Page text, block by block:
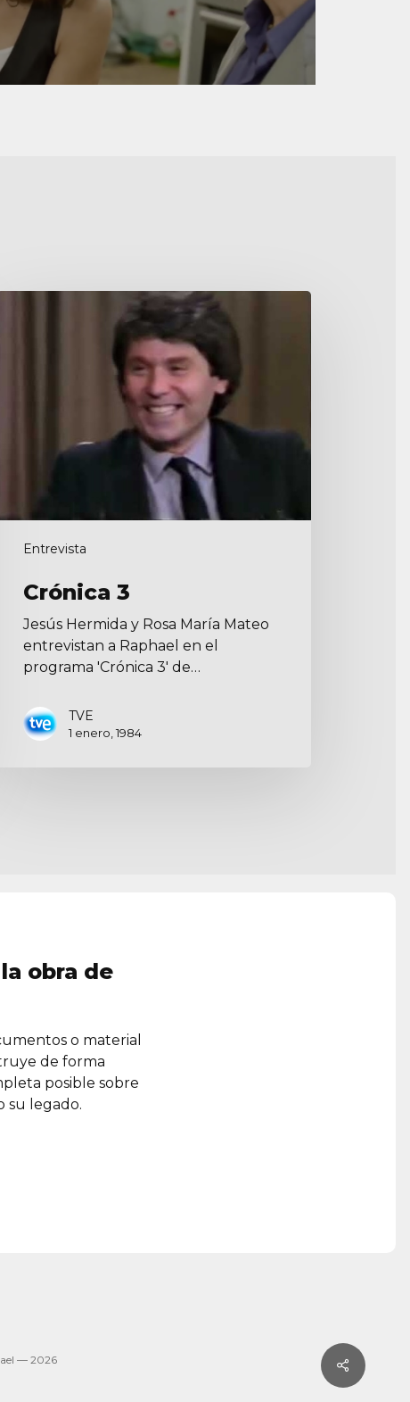
Entrevista
Crónica 3
Jesús Hermida y Rosa María Mateo
entrevistan a Raphael en el
programa 'Crónica 3' de…
TVE
1 enero, 1984
Share
obra de
o material
de forma
posible sobre
su legado.
— 2026